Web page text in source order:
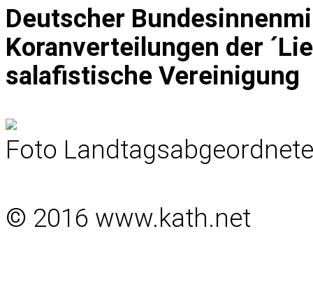
Deutscher
Koranverteilungen der
salafistische Vereinigung
Foto
© 2016 www.kath.net